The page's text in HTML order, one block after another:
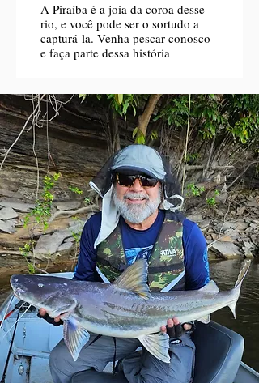
A Piraíba é a joia da coroa desse
rio, e você pode ser o sortudo a
capturá-la. Venha pescar conosco
e faça parte dessa história